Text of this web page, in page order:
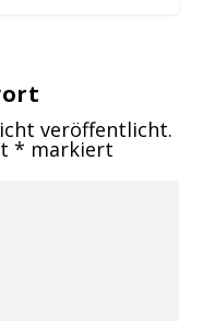
veröffentlicht.
* markiert